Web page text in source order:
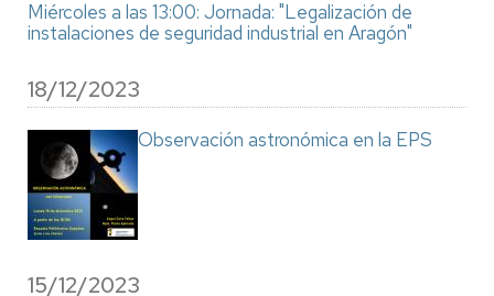
Miércoles a las 13:00: Jornada: "Legalización de
instalaciones de seguridad industrial en Aragón"
18/12/2023
Observación astronómica en la EPS
15/12/2023